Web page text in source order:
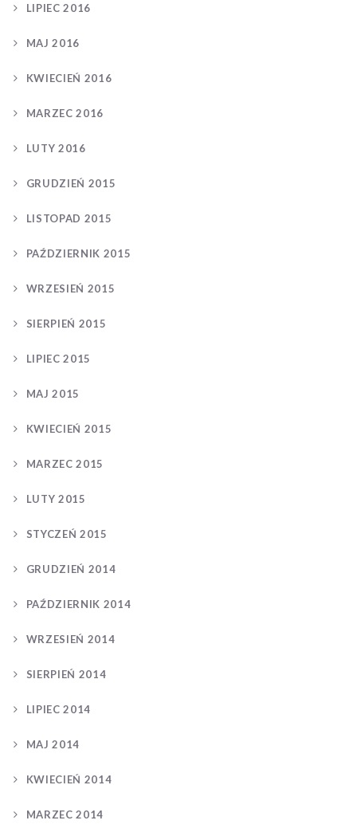
LIPIEC 2016
MAJ 2016
KWIECIEŃ 2016
MARZEC 2016
LUTY 2016
GRUDZIEŃ 2015
LISTOPAD 2015
PAŹDZIERNIK 2015
WRZESIEŃ 2015
SIERPIEŃ 2015
LIPIEC 2015
MAJ 2015
KWIECIEŃ 2015
MARZEC 2015
LUTY 2015
STYCZEŃ 2015
GRUDZIEŃ 2014
PAŹDZIERNIK 2014
WRZESIEŃ 2014
SIERPIEŃ 2014
LIPIEC 2014
MAJ 2014
KWIECIEŃ 2014
MARZEC 2014